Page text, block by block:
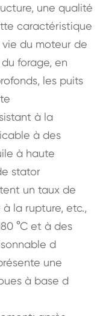
une qualité
caractéristique
du moteur de
forage, en
les puits
à la
à des
à haute
stator
un taux de
la rupture, etc.,
°C et à des
d
une
à base d